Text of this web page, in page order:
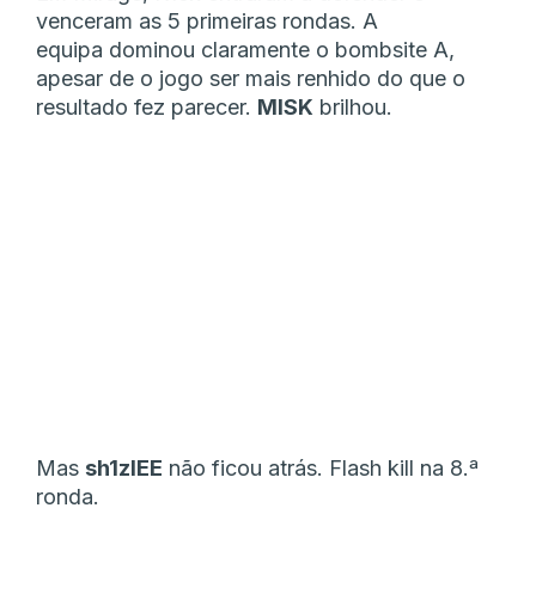
venceram as 5 primeiras rondas. A
equipa dominou claramente o bombsite A,
apesar de o jogo ser mais renhido do que o
resultado fez parecer. MISK brilhou.
Mas sh1zIEE não ficou atrás. Flash kill na 8.ª
ronda.